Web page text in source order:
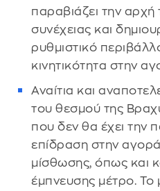
παραβιάζει την αρχή
συνέχειας και
ρυθμιστικό
κινητικότητα στην
Αναίτια και
του θεσμού της
που δεν θα έχει την
επίδραση στην
μίσθωσης, όπως και
έμπνευσης μέτρο. Το